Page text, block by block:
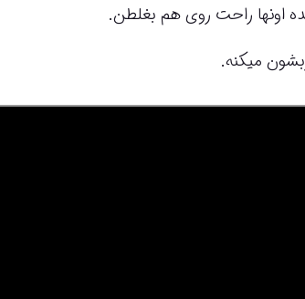
اونها راحت روی هم بغلطن.
میکنه.